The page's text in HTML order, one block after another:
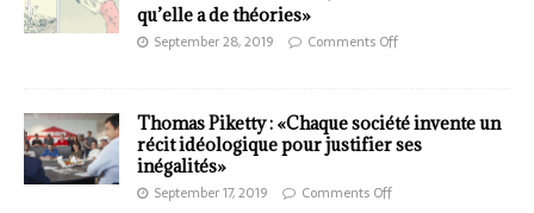
qu’elle a de théories»
September 28, 2019 Comments Off
Thomas Piketty : «Chaque société invente un
récit idéologique pour justifier ses
inégalités»
September 17, 2019 Comments Off